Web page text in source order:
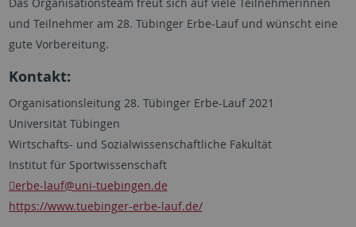
und Teilnehmer am 28. Tübinger Erbe-Lauf und wünscht eine
gute Vorbereitung.
Kontakt:
Organisationsleitung 28. Tübinger Erbe-Lauf 2021
Universität Tübingen
Wirtschafts- und Sozialwissenschaftliche Fakultät
Institut für Sportwissenschaft
erbe-lauf@uni-tuebingen.de
https://www.tuebinger-erbe-lauf.de/